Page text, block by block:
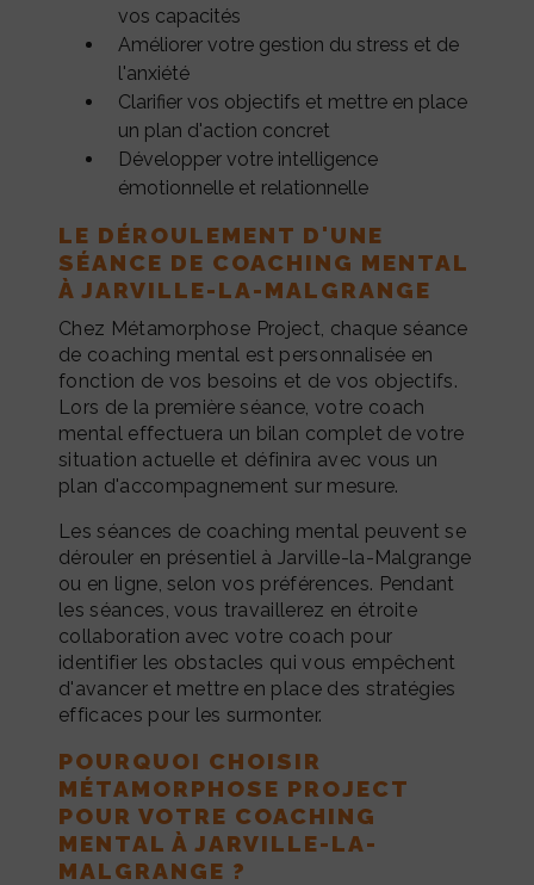
vos capacités
Améliorer votre gestion du stress et de
l'anxiété
Clarifier vos objectifs et mettre en place
un plan d'action concret
Développer votre intelligence
émotionnelle et relationnelle
LE DÉROULEMENT D'UNE
SÉANCE DE COACHING MENTAL
À JARVILLE-LA-MALGRANGE
Chez Métamorphose Project, chaque séance
de coaching mental est personnalisée en
fonction de vos besoins et de vos objectifs.
Lors de la première séance, votre coach
mental effectuera un bilan complet de votre
situation actuelle et définira avec vous un
plan d'accompagnement sur mesure.
Les séances de coaching mental peuvent se
dérouler en présentiel à Jarville-la-Malgrange
ou en ligne, selon vos préférences. Pendant
les séances, vous travaillerez en étroite
collaboration avec votre coach pour
identifier les obstacles qui vous empêchent
d'avancer et mettre en place des stratégies
efficaces pour les surmonter.
POURQUOI CHOISIR
MÉTAMORPHOSE PROJECT
POUR VOTRE COACHING
MENTAL À JARVILLE-LA-
MALGRANGE ?